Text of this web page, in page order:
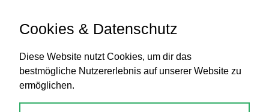
Banküberweisung
Cookies & Datenschutz
Diese Website nutzt Cookies, um dir das
bestmögliche Nutzererlebnis auf unserer Website zu
ermöglichen.